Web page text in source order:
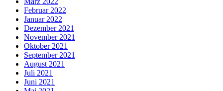
Februar 2022
Januar 2022
Dezember 2021
November 2021
Oktober 2021
September 2021
August 2021
Juli 2021
Juni 2021